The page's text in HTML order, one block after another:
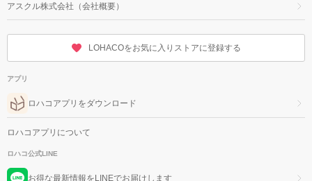
アスクル株式会社（会社概要）
LOHACOをお気に入りストアに登録する
アプリ
ロハコアプリをダウンロード
ロハコアプリについて
ロハコ公式LINE
お得な最新情報をLINEでお届けします